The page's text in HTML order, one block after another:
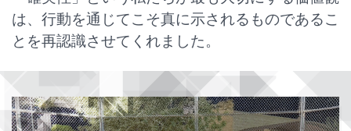
は、行動を通じてこそ真に示されるものであるこ
とを再認識させてくれました。